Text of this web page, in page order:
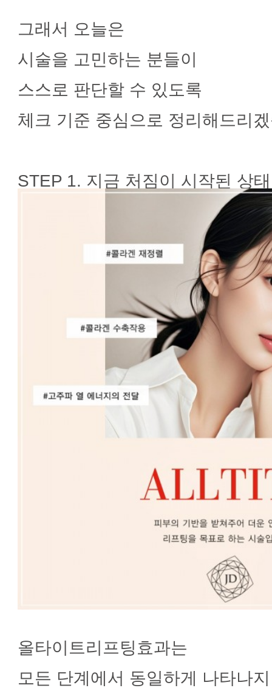
그래서 오늘은
시술을 고민하는 분들이
스스로 판단할 수 있도록
체크 기준 중심으로 정리해드리
STEP 1. 지금 처짐이 시작된 상
올타이트리프팅효과는
모든 단계에서 동일하게 나타나